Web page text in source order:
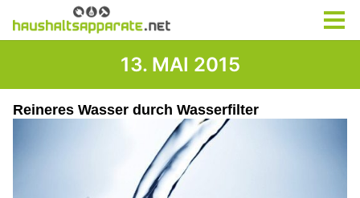
13. MAI 2015
Reineres Wasser durch Wasserfilter